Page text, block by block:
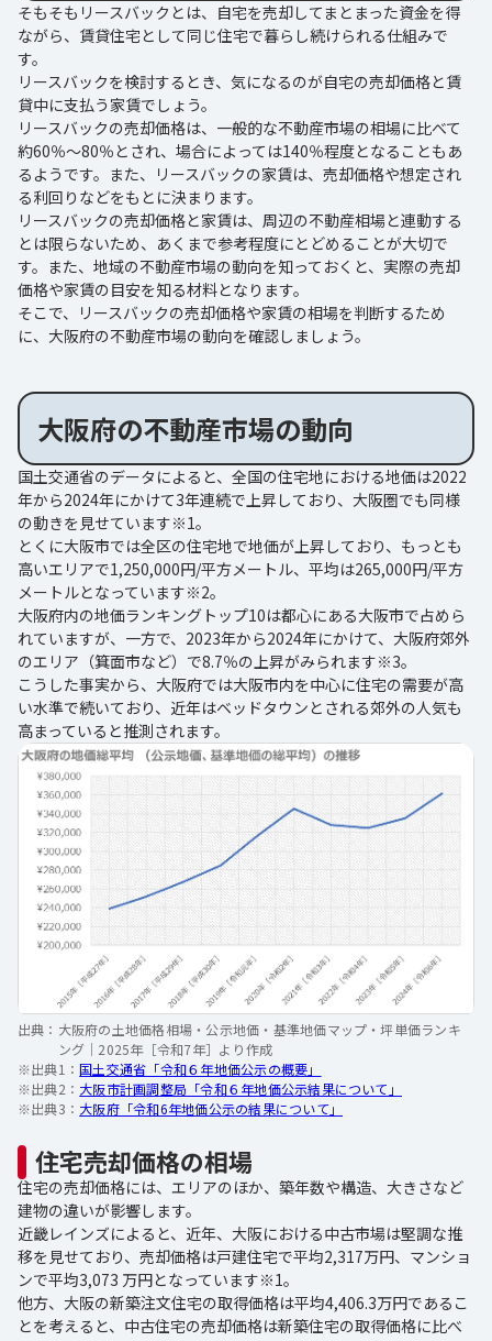
そもそもリースバックとは、自宅を売却してまとまった資金を得
ながら、賃貸住宅として同じ住宅で暮らし続けられる仕組みで
す。
リースバックを検討するとき、気になるのが自宅の売却価格と賃
貸中に支払う家賃でしょう。
リースバックの売却価格は、一般的な不動産市場の相場に比べて
約60％～80％とされ、場合によっては140％程度となることもあ
るようです。また、リースバックの家賃は、売却価格や想定され
る利回りなどをもとに決まります。
リースバックの売却価格と家賃は、周辺の不動産相場と連動する
とは限らないため、あくまで参考程度にとどめることが大切で
す。また、地域の不動産市場の動向を知っておくと、実際の売却
価格や家賃の目安を知る材料となります。
そこで、リースバックの売却価格や家賃の相場を判断するため
に、大阪府の不動産市場の動向を確認しましょう。
大阪府の不動産市場の動向
国土交通省のデータによると、全国の住宅地における地価は2022
年から2024年にかけて3年連続で上昇しており、大阪圏でも同様
の動きを見せています※1。
とくに大阪市では全区の住宅地で地価が上昇しており、もっとも
高いエリアで1,250,000円/平方メートル、平均は265,000円/平方
メートルとなっています※2。
大阪府内の地価ランキングトップ10は都心にある大阪市で占めら
れていますが、一方で、2023年から2024年にかけて、大阪府郊外
のエリア（箕面市など）で8.7％の上昇がみられます※3。
こうした事実から、大阪府では大阪市内を中心に住宅の需要が高
い水準で続いており、近年はベッドタウンとされる郊外の人気も
高まっていると推測されます。
出典： 大阪府の土地価格相場・公示地価・基準地価マップ・坪単価ランキ
ング｜2025年［令和7年］より作成
※出典1：国土交通省「令和６年地価公示の概要」
※出典2： 大阪市計画調整局「令和６年地価公示結果について」
※出典3： 大阪府「令和6年地価公示の結果について」
住宅売却価格の相場
住宅の売却価格には、エリアのほか、築年数や構造、大きさなど
建物の違いが影響します。
近畿レインズによると、近年、大阪における中古市場は堅調な推
移を見せており、売却価格は戸建住宅で平均2,317万円、マンショ
ンで平均3,073 万円となっています※1。
他方、大阪の新築注文住宅の取得価格は平均4,406.3万円であるこ
とを考えると、中古住宅の売却価格は新築住宅の取得価格に比べ